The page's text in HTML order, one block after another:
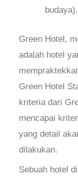
budaya).
Green Hotel,
adalah hotel
Green Hotel
kriteria dari
mencapai
yang detail
dilakukan.
Sebuah hotel